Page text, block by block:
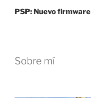
Post
PSP: Nuevo firmware
Sobre mí